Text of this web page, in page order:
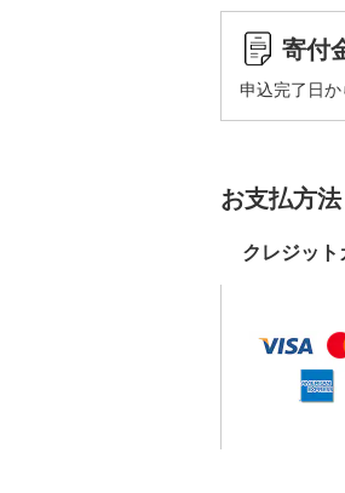
寄付
申込完了日
お支払方法
クレジット